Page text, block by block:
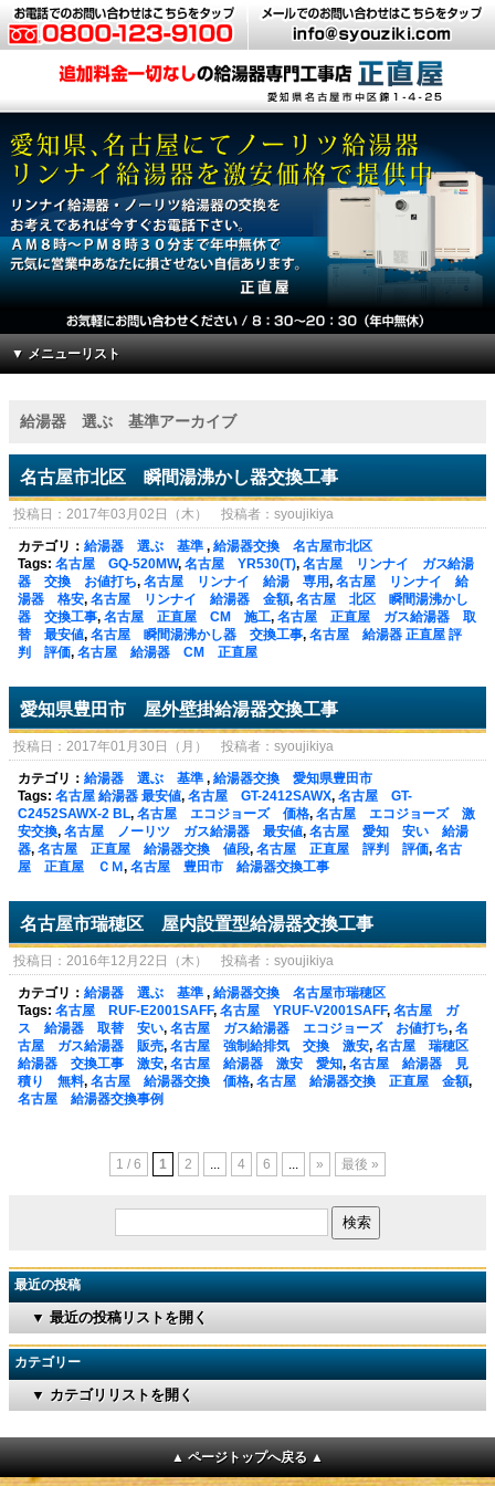
▼ メニューリスト
給湯器 選ぶ 基準アーカイブ
名古屋市北区 瞬間湯沸かし器交換工事
投稿日：2017年03月02日（木） 投稿者：syoujikiya
カテゴリ： 給湯器 選ぶ 基準, 給湯器交換 名古屋市北区
Tags: 名古屋 GQ-520MW, 名古屋 YR530(T), 名古屋 リンナイ ガス給湯
器 交換 お値打ち, 名古屋 リンナイ 給湯 専用, 名古屋 リンナイ 給
湯器 格安, 名古屋 リンナイ 給湯器 金額, 名古屋 北区 瞬間湯沸かし
器 交換工事, 名古屋 正直屋 CM 施工, 名古屋 正直屋 ガス給湯器 取
替 最安値, 名古屋 瞬間湯沸かし器 交換工事, 名古屋 給湯器 正直屋 評
判 評価, 名古屋 給湯器 CM 正直屋
愛知県豊田市 屋外壁掛給湯器交換工事
投稿日：2017年01月30日（月） 投稿者：syoujikiya
カテゴリ： 給湯器 選ぶ 基準, 給湯器交換 愛知県豊田市
Tags: 名古屋 給湯器 最安値, 名古屋 GT-2412SAWX, 名古屋 GT-
C2452SAWX-2 BL, 名古屋 エコジョーズ 価格, 名古屋 エコジョーズ 激
安交換, 名古屋 ノーリツ ガス給湯器 最安値, 名古屋 愛知 安い 給湯
器, 名古屋 正直屋 給湯器交換 値段, 名古屋 正直屋 評判 評価, 名古
屋 正直屋 ＣＭ, 名古屋 豊田市 給湯器交換工事
名古屋市瑞穂区 屋内設置型給湯器交換工事
投稿日：2016年12月22日（木） 投稿者：syoujikiya
カテゴリ： 給湯器 選ぶ 基準, 給湯器交換 名古屋市瑞穂区
Tags: 名古屋 RUF-E2001SAFF, 名古屋 YRUF-V2001SAFF, 名古屋 ガ
ス 給湯器 取替 安い, 名古屋 ガス給湯器 エコジョーズ お値打ち, 名
古屋 ガス給湯器 販売, 名古屋 強制給排気 交換 激安, 名古屋 瑞穂区
給湯器 交換工事 激安, 名古屋 給湯器 激安 愛知, 名古屋 給湯器 見
積り 無料, 名古屋 給湯器交換 価格, 名古屋 給湯器交換 正直屋 金額,
名古屋 給湯器交換事例
1 / 6 1 2 ... 4 6 ... » 最後 »
最近の投稿
▼ 最近の投稿リストを開く
カテゴリー
▼ カテゴリリストを開く
▲ ページトップへ戻る ▲